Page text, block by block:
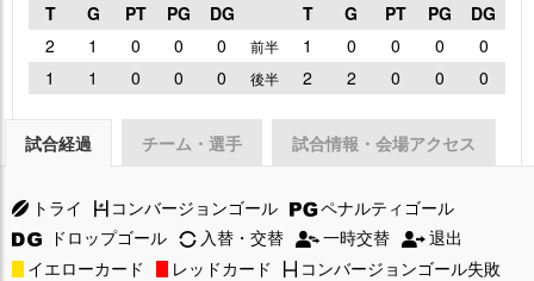
T G PT PG DG T G PT PG
DG
2
1 0 0 0 前半 1 0 0 0
0
1
1 0 0 0 後半 2 2 0 0 0
試合経過 チーム・選手 試合情報・会場アクセス
トライ コンバージョンゴール
ペナルティゴール
ドロップゴール
入替・交替 一時交替
退出
イエローカード
レッドカード
コンバージョンゴール失敗